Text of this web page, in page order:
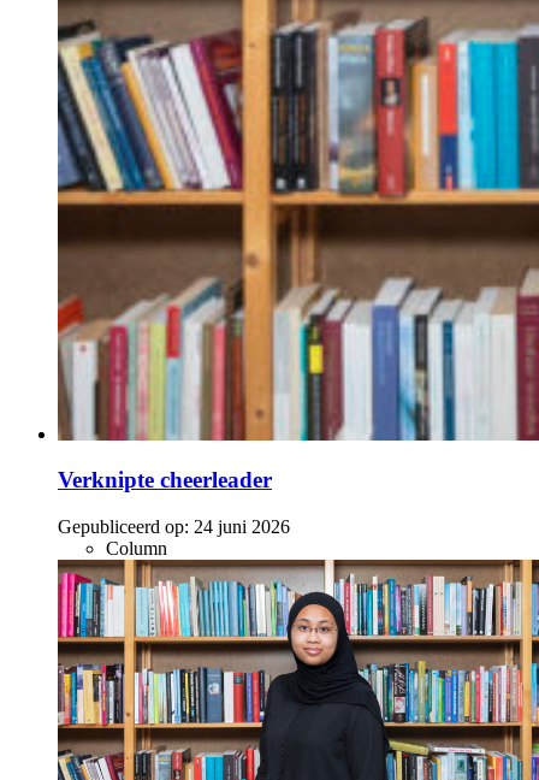
Verknipte cheerleader
Gepubliceerd op: 24 juni 2026
Column